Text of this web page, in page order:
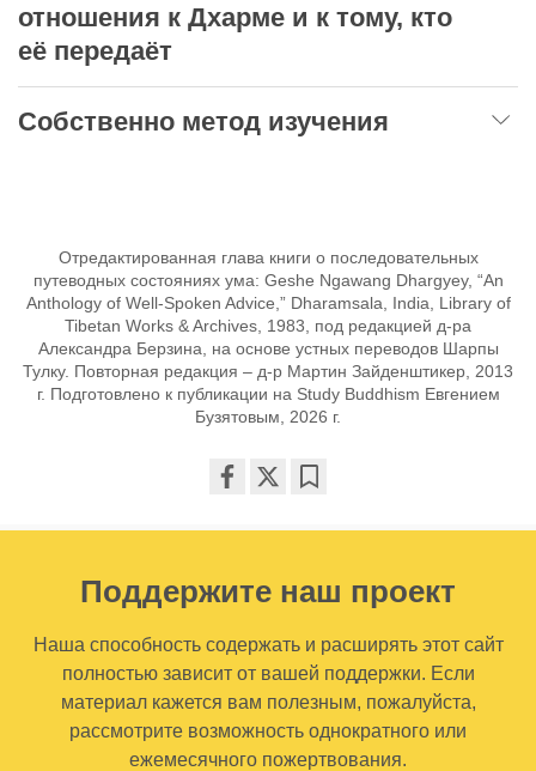
отношения к Дхарме и к тому, кто
её передаёт
Собственно метод изучения
Отредактированная глава книги о последовательных
путеводных состояниях ума: Geshe Ngawang Dhargyey, “An
Anthology of Well-Spoken Advice,” Dharamsala, India, Library of
Tibetan Works & Archives, 1983, под редакцией д-ра
Александра Берзина, на основе устных переводов Шарпы
Тулку. Повторная редакция – д-р Мартин Зайденштикер, 2013
г. Подготовлено к публикации на Study Buddhism Евгением
Бузятовым, 2026 г.
on
Поддержите наш проект
Наша способность содержать и расширять этот сайт
полностью зависит от вашей поддержки. Если
материал кажется вам полезным, пожалуйста,
рассмотрите возможность однократного или
ежемесячного пожертвования.